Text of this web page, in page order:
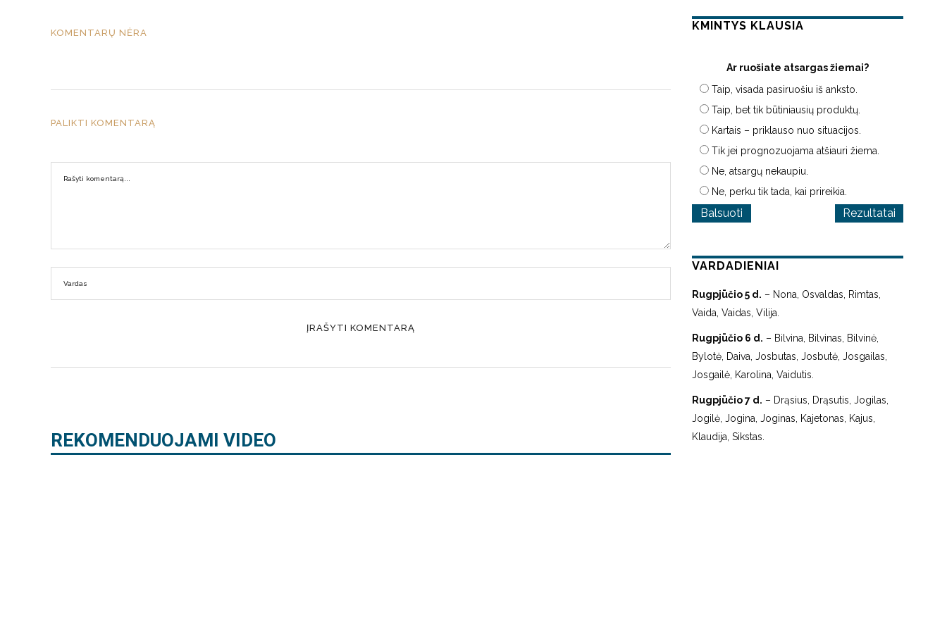
KOMENTARŲ NĖRA
PALIKTI KOMENTARĄ
REKOMENDUOJAMI VIDEO
KMINTYS KLAUSIA
Ar ruošiate atsargas žiemai?
Taip, visada pasiruošiu iš anksto.
Taip, bet tik būtiniausių produktų.
Kartais – priklauso nuo situacijos.
Tik jei prognozuojama atšiauri žiema.
Ne, atsargų nekaupiu.
Ne, perku tik tada, kai prireikia.
Rezultatai
VARDADIENIAI
Rugpjūčio 5 d. – Nona, Osvaldas, Rimtas,
Vaida, Vaidas, Vilija.
Rugpjūčio 6 d. – Bilvina, Bilvinas, Bilvinė,
Bylotė, Daiva, Josbutas, Josbutė, Josgailas,
Josgailė, Karolina, Vaidutis.
Rugpjūčio 7 d. – Drąsius, Drąsutis, Jogilas,
Jogilė, Jogina, Joginas, Kajetonas, Kajus,
Klaudija, Sikstas.